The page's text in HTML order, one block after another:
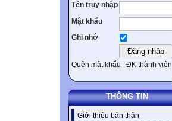
Tên truy nhập
Mật khẩu
Ghi nhớ
Quên mật khẩu ĐK thành viên
THÔNG TIN
Giới thiệu bản thân